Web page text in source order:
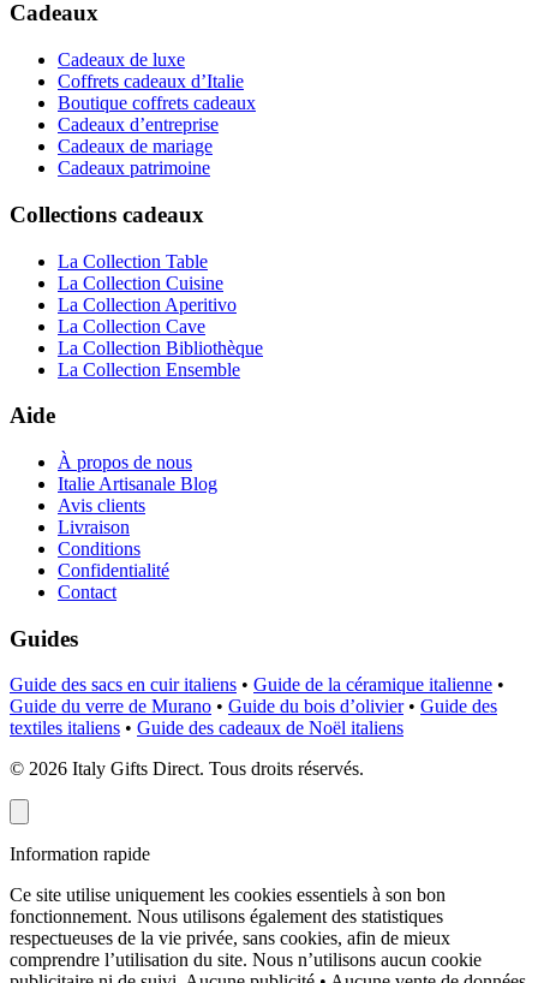
Cadeaux
Cadeaux de luxe
Coffrets cadeaux d’Italie
Boutique coffrets cadeaux
Cadeaux d’entreprise
Cadeaux de mariage
Cadeaux patrimoine
Collections cadeaux
La Collection Table
La Collection Cuisine
La Collection Aperitivo
La Collection Cave
La Collection Bibliothèque
La Collection Ensemble
Aide
À propos de nous
Italie Artisanale Blog
Avis clients
Livraison
Conditions
Confidentialité
Contact
Guides
Guide des sacs en cuir italiens • Guide de la céramique italienne •
Guide du verre de Murano • Guide du bois d’olivier • Guide des
textiles italiens • Guide des cadeaux de Noël italiens
© 2026 Italy Gifts Direct. Tous droits réservés.
Information rapide
Ce site utilise uniquement les cookies essentiels à son bon
fonctionnement. Nous utilisons également des statistiques
respectueuses de la vie privée, sans cookies, afin de mieux
comprendre l’utilisation du site. Nous n’utilisons aucun cookie